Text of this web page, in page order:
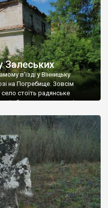
Залеських
в’їзді у Вінницьку
на Погребище. Зовсім
село стоїть радянське
і яблуню, а трохи далі, десь
колії у траві – […]